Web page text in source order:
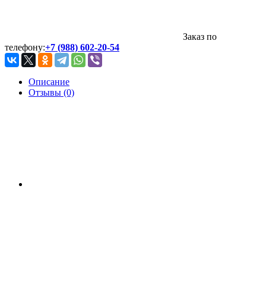
Заказ по
телефону:+7 (988) 602-20-54
Описание
Отзывы (0)